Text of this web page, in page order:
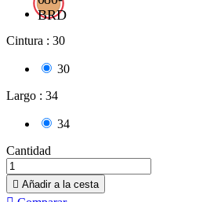
BRD
Cintura : 30
30
Largo : 34
34
Cantidad
 Añadir a la cesta